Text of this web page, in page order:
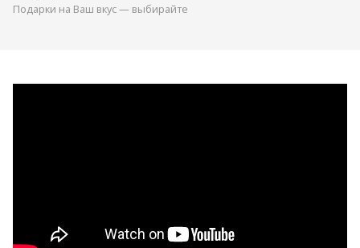
Подарки на Ваш вкус — выбирайте